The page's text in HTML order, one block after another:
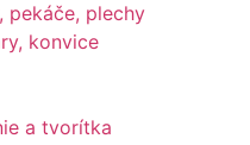
pekáče, plechy
konvice
a tvorítka